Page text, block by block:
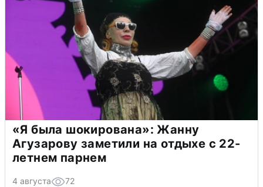
«Я была шокирована»: Жанну
Агузарову заметили на отдыхе с 22-
летнем парнем
4 августа 72